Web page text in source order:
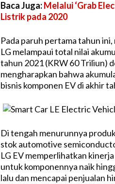
Baca Juga:Melalui ‘Grab
Listrik pada 2020
Pada paruh pertama tahun
LG melampaui total nilai
tahun 2021 (KRW 60 Triliun)
mengharapkan bahwa
bisnis komponen EV di akhir
Di tengah menurunnya
stok automotive
LG EV memperlihatkan
untuk komponennya naik
lalu dan mencapai penjualan